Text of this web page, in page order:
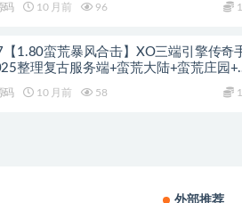
码 10 月前 96
【1.80蛮荒暴风合击】XO三端引擎传奇
整理复古服务端+蛮荒大陆+蛮荒庄园+
码 10 月前 58